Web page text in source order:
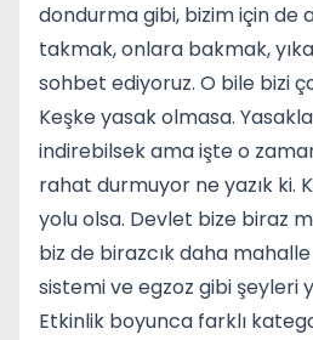
dondurma gibi, bizim için de
takmak, onlara bakmak,
sohbet ediyoruz. O bile bizi
Keşke yasak olmasa.
indirebilsek ama işte o
rahat durmuyor ne yazık ki.
yolu olsa. Devlet bize biraz
biz de birazcık daha
sistemi ve egzoz gibi şeyleri
Etkinlik boyunca farklı